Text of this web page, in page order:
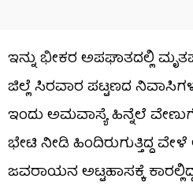
ಇನ್ನು ಭೀಕರ ಅಪಘಾತದಲ್ಲಿ
ಜಿಲ್ಲೆ ಸಿರವಾರ ಪಟ್ಟಣದ
ಇಂದು ಅಮವಾಸ್ಯೆ ಹಿನ್ನೆಲೆ
ಭೇಟಿ ನೀಡಿ ಹಿಂದಿರುಗುತ್ತಿದ್ದ
ಜವರಾಯನ ಅಟ್ಟಹಾಸಕ್ಕೆ